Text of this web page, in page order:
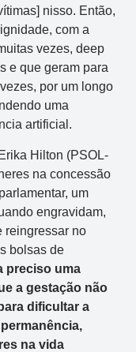
nisso. Então,
com a
vezes, deep
e que geram para
por um longo
uma
artificial.
Hilton (PSOL-
na concessão
um
engravidam,
reingressar no
bolsas de
preciso uma
a gestação não
dificultar a
na vida